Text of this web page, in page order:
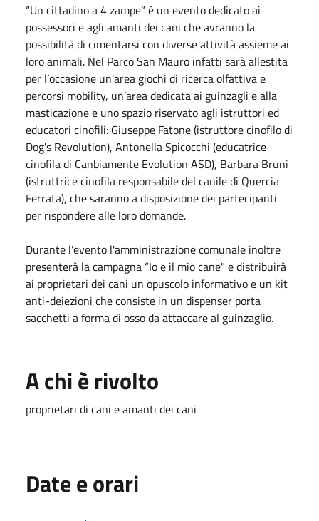
“Un cittadino a 4 zampe” è un evento dedicato ai
possessori e agli amanti dei cani che avranno la
possibilità di cimentarsi con diverse attività assieme ai
loro animali. Nel Parco San Mauro infatti sarà allestita
per l’occasione un'area giochi di ricerca olfattiva e
percorsi mobility, un’area dedicata ai guinzagli e alla
masticazione e uno spazio riservato agli istruttori ed
educatori cinofili: Giuseppe Fatone (istruttore cinofilo di
Dog's Revolution), Antonella Spicocchi (educatrice
cinofila di Canbiamente Evolution ASD), Barbara Bruni
(istruttrice cinofila responsabile del canile di Quercia
Ferrata), che saranno a disposizione dei partecipanti
per rispondere alle loro domande.
Durante l’evento l'amministrazione comunale inoltre
presenterà la campagna “Io e il mio cane" e distribuirà
ai proprietari dei cani un opuscolo informativo e un kit
anti-deiezioni che consiste in un dispenser porta
sacchetti a forma di osso da attaccare al guinzaglio.
A chi è rivolto
proprietari di cani e amanti dei cani
Date e orari